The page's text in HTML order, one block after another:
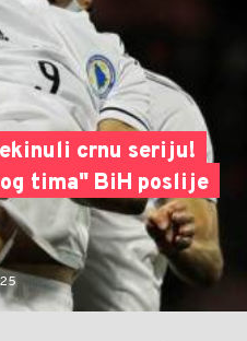
crnu seriju!
tima" BiH poslije